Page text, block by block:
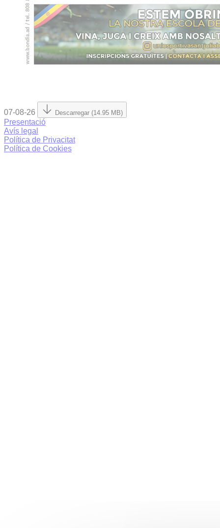
07-08-26 Descarregar (14.95 MB)
Presentació
Avís legal
Política de Privacitat
Política de Cookies